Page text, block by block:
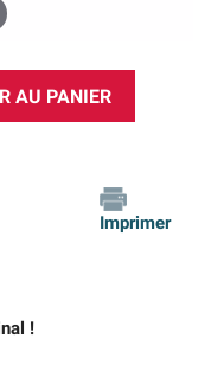
AU PANIER
Imprimer
!